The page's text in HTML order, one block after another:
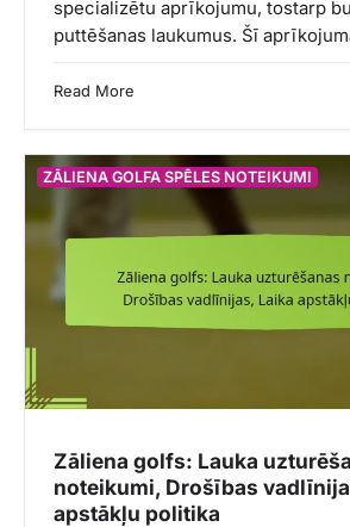
specializētu aprīkojumu, tostarp
puttēšanas laukumus. Šī
Read More
ZĀLIENA GOLFA SPĒLES NOTEIKUMI
Zāliena golfs: Lauka
noteikumi, Drošības
apstākļu politika